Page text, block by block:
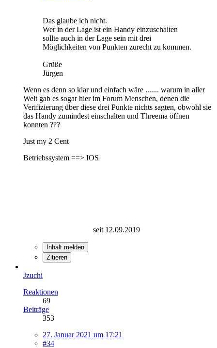
Das glaube ich nicht.
Wer in der Lage ist ein Handy einzuschalten
sollte auch in der Lage sein mit drei
Möglichkeiten von Punkten zurecht zu kommen.
Grüße
Jürgen
Wenn es denn so klar und einfach wäre ....... warum in aller
Welt gab es sogar hier im Forum Menschen, denen die
Verifizierung über diese drei Punkte nichts sagten, obwohl sie
das Handy zumindest einschalten und Threema öffnen
konnten ???
Just my 2 Cent
Betriebssystem ==> IOS
seit 12.09.2019
Inhalt melden
Zitieren
Jzuchi
Reaktionen
69
Beiträge
353
27. Januar 2021 um 17:21
#34